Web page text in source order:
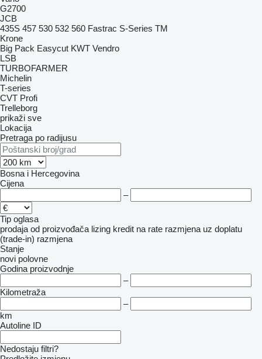
G2700
JCB
435S 457 530 532 560 Fastrac S-Series TM
Krone
Big Pack Easycut KWT Vendro
LSB
TURBOFARMER
Michelin
T-series
CVT Profi
Trelleborg
prikaži sve
Lokacija
Pretraga po radijusu
Bosna i Hercegovina
Cijena
–
Tip oglasa
prodaja od proizvođača lizing kredit na rate razmjena uz doplatu
(trade-in) razmjena
Stanje
novi polovne
Godina proizvodnje
–
Kilometraža
–
km
Autoline ID
Nedostaju filtri?